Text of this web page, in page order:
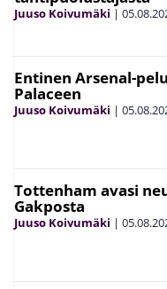
Juuso Koivumäki |
Entinen Arsenal-
Palaceen
Juuso Koivumäki |
Tottenham avasi
Gakposta
Juuso Koivumäki |